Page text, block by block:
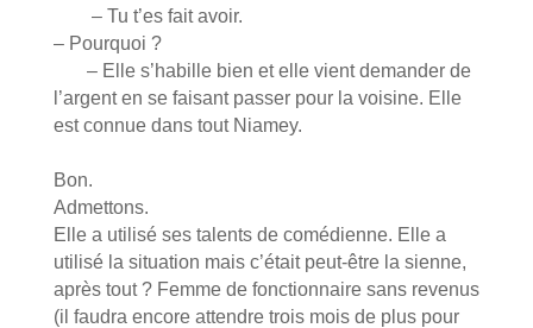
– Tu t’es fait avoir.
– Pourquoi ?
– Elle s’habille bien et elle vient demander de
l’argent en se faisant passer pour la voisine. Elle
est connue dans tout Niamey.
Bon.
Admettons.
Elle a utilisé ses talents de comédienne. Elle a
utilisé la situation mais c’était peut-être la sienne,
après tout ? Femme de fonctionnaire sans revenus
(il faudra encore attendre trois mois de plus pour